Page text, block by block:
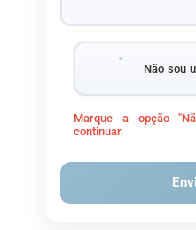
Não sou
Marque a opção
continuar.